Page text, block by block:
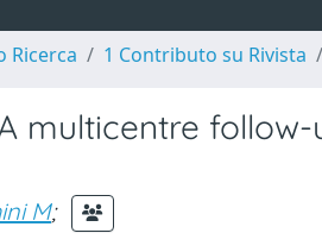
Ricerca 1 Contributo su Rivista
A multicentre
M;